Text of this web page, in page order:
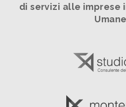
di servizi alle imprese
Umane